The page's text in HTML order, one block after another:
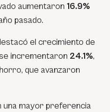
aumentaron 16.9%
pasado.
el crecimiento de
incrementaron 24.1%,
que avanzaron
una mayor preferencia